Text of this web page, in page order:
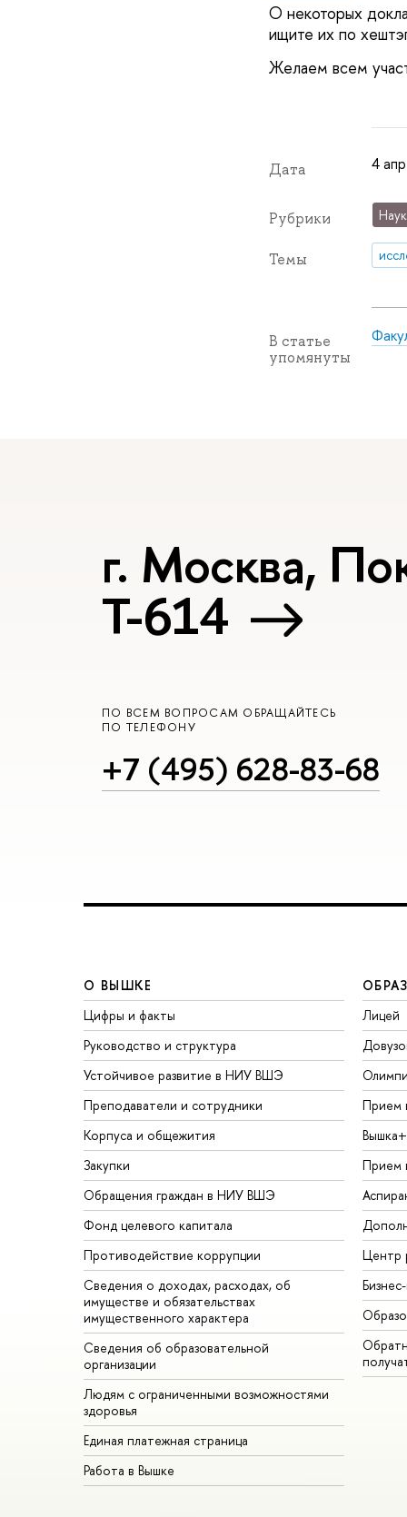
О некоторых
ищите их по
Желаем всем
Дата 4
Рубрики
Темы
В статье
упомянуты
г. Москва,
Т-614
ПО ВСЕМ ВОПРОСАМ ОБРАЩАЙТЕСЬ
ПО ТЕЛЕФОНУ
+7 (495) 628-83-68
О ВЫШКЕ
Цифры и факты
Руководство и структура
Устойчивое развитие в НИУ ВШЭ
Преподаватели и сотрудники
Корпуса и общежития
Закупки
Обращения граждан в НИУ ВШЭ
Фонд целевого капитала
Противодействие коррупции
Сведения о доходах, расходах, об
имуществе и обязательствах
имущественного характера
Сведения об образовательной
организации
Людям с ограниченными возможностями
здоровья
Единая платежная страница
Работа в Вышке
Лицей
Прием
Вышка+
Прием
Центр